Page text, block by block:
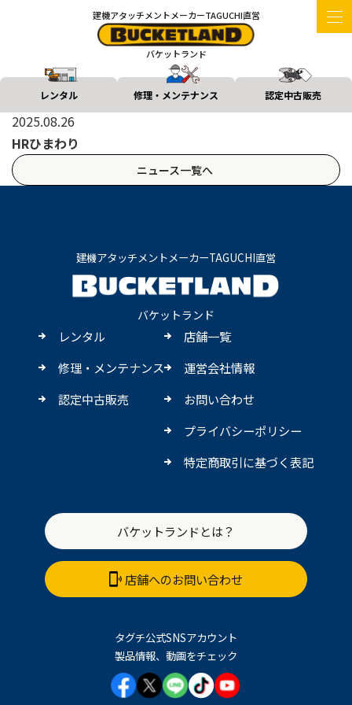
建機アタッチメントメーカーTAGUCHI直営
バケットランド
レンタル 修理・メンテナンス 認定中古販売
2025.08.26
HRひまわり
ニュース一覧へ
建機アタッチメントメーカーTAGUCHI直営
バケットランド
レンタル
修理・メンテナンス
認定中古販売
店舗一覧
運営会社情報
お問い合わせ
プライバシーポリシー
特定商取引に基づく表記
バケットランドとは？
店舗へのお問い合わせ
タグチ公式SNSアカウント
製品情報、動画をチェック